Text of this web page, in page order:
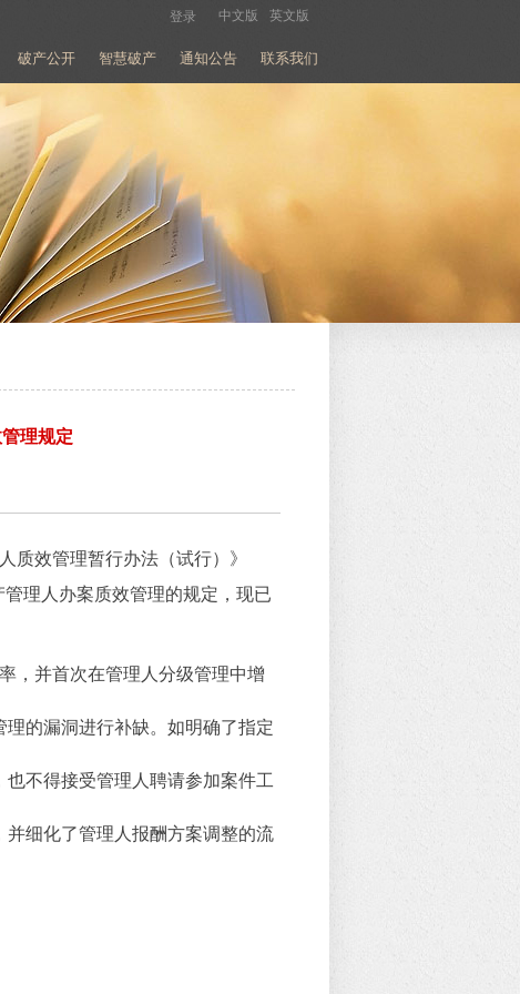
中文版 英文版
登录
破产公开 智慧破产 通知公告 联系我们
理规定
质效管理暂行办法（试行）》
管理人办案质效管理的规定，现已
，并首次在管理人分级管理中增
的漏洞进行补缺。如明确了指定
不得接受管理人聘请参加案件工
细化了管理人报酬方案调整的流